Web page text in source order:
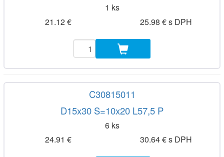
1 ks
21.12 €
25.98 € s DPH
C30815011
D15x30 S=10x20 L57,5 P
6 ks
24.91 €
30.64 € s DPH